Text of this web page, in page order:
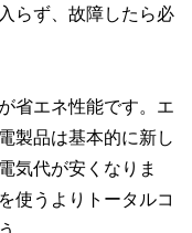
らず、故障したら必
省エネ性能です。エ
製品は基本的に新し
気代が安くなりま
使うよりトータルコ